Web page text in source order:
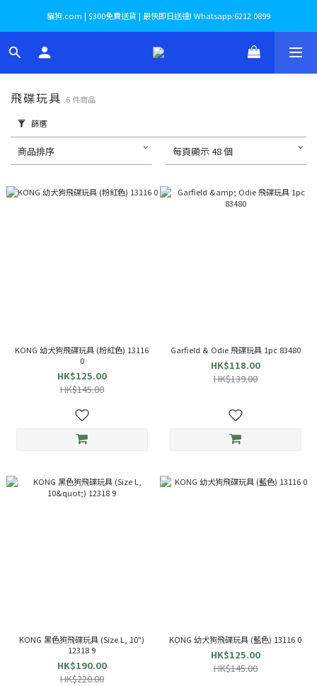
貓狗.com | $300免費送貨 | 最快即日送達! Whatsapp:6212 0899
飛碟玩具 6 件商品
篩選
商品排序 每頁顯示 48 個
KONG 幼犬狗飛碟玩具 (粉紅色) 13116
0
HK$125.00
HK$145.00
Garfield & Odie 飛碟玩具 1pc 83480
HK$118.00
HK$139.00
KONG 黑色狗飛碟玩具 (Size L, 10")
12318 9
HK$190.00
HK$220.00
KONG 幼犬狗飛碟玩具 (藍色) 13116 0
HK$125.00
HK$145.00